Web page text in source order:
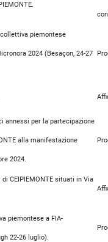
piemontese
2024 (Besaçon, 24-27
annessi per la partecipazione
alla manifestazione
2024.
CEIPIEMONTE situati in Via
piemontese a FIA-
22-26 luglio).